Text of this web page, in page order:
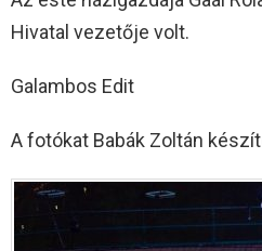
Hivatal vezetője volt.
Galambos Edit
A fotókat Babák Zoltán